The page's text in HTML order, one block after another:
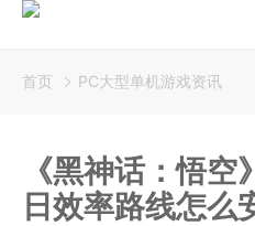
首页 PC大型单机游戏资讯
《黑神话：悟
日效率路线怎么